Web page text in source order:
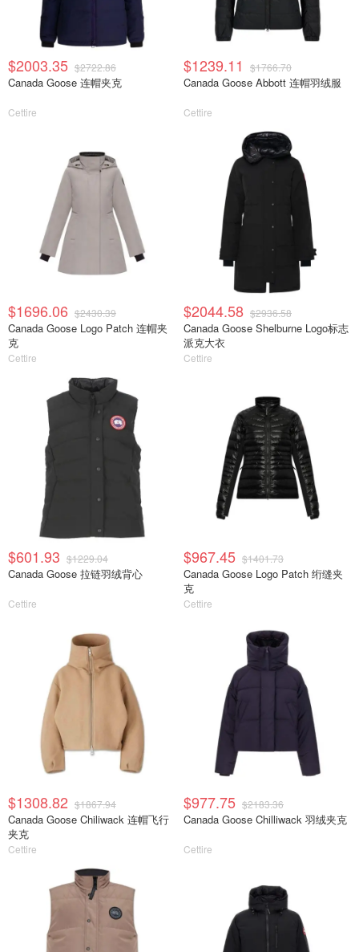
$2003.35 $2722.86
Canada Goose 连帽夹克
Cettire
$1239.11 $1766.70
Canada Goose Abbott 连帽羽绒服
Cettire
$1696.06 $2430.39
Canada Goose Logo Patch 连帽夹
克
Cettire
$2044.58 $2936.58
Canada Goose Shelburne Logo标志
派克大衣
Cettire
$601.93 $1229.04
Canada Goose 拉链羽绒背心
Cettire
$967.45 $1401.73
Canada Goose Logo Patch 绗缝夹
克
Cettire
$1308.82 $1867.94
Canada Goose Chiliwack 连帽飞行
夹克
Cettire
$977.75 $2183.36
Canada Goose Chilliwack 羽绒夹克
Cettire